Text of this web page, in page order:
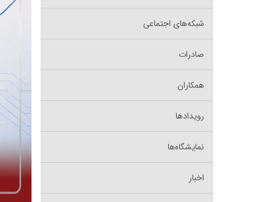
شبکه‌های اجتماعی
صادرات
همکاران
رویدادها
نمایشگاه‌ها
اخبار